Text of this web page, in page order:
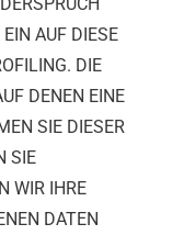
AUF DIESE
DIE
DENEN EINE
SIE DIESER
SIE
WIR IHRE
DATEN